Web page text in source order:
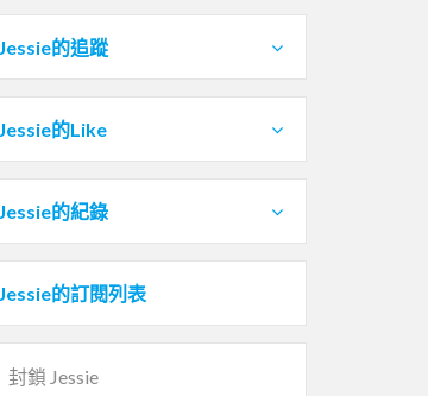
Jessie的追蹤
Jessie的Like
Jessie的紀錄
Jessie的訂閱列表
封鎖 Jessie